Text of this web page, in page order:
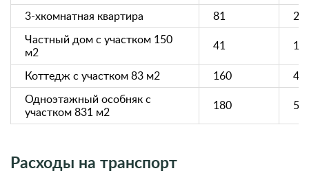
3-хкомнатная квартира
81
24
Частный дом с участком 150
м2
41 19
Коттедж с участком 83 м2 160
45
Одноэтажный особняк с
участком 831 м2
180 50
Расходы на транспорт